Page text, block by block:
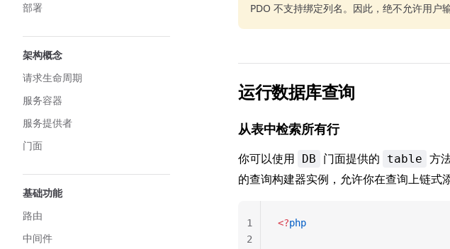
部署
架构概念
请求生命周期
服务容器
服务提供者
门面
基础功能
路由
中间件
PDO 不支持绑定列名。因此，绝不允许用户
运行数据库查询
从表中检索所有行
你可以使用 DB 门面提供的 table 方
的查询构建器实例，允许你在查询上链式
<?php
1
2